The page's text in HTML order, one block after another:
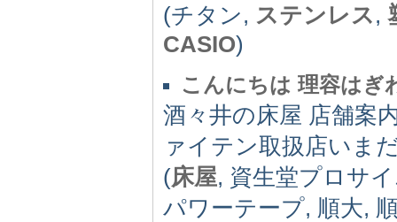
(チタン, ステンレス,
CASIO)
こんにちは 理容はぎ
酒々井の床屋 店舗案
ァイテン取扱店いま
(床屋, 資生堂プロサ
パワーテープ, 順大,